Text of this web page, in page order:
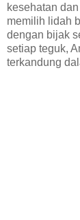
kesehatan
memilih lidah
dengan bijak
setiap teguk,
terkandung